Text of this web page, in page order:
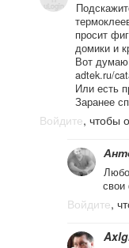
просит
домики и
Вот думаю
adtek.ru/
Или есть
Заранее
Войдите, чтобы
свои
Войдите,